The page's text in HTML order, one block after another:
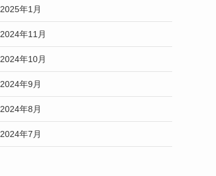
2025年1月
2024年11月
2024年10月
2024年9月
2024年8月
2024年7月